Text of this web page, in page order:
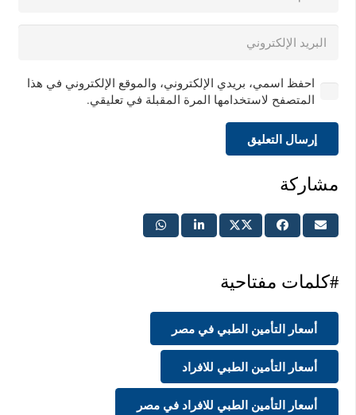
احفظ اسمي، بريدي الإلكتروني، والموقع الإلكتروني في هذا
المتصفح لاستخدامها المرة المقبلة في تعليقي.
إرسال التعليق
مشاركة
#كلمات مفتاحية
أسعار التأمين الطبي في مصر
أسعار التأمين الطبي للافراد
أسعار التأمين الطبي للافراد في مصر